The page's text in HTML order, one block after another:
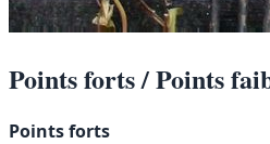
Points forts / Points
Points forts